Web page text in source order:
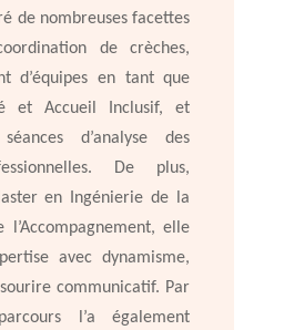
de nombreuses facettes
de crèches,
d’équipes en tant que
et Accueil Inclusif, et
d’analyse des
De plus,
en Ingénierie de la
l’Accompagnement, elle
avec dynamisme,
communicatif. Par
l’a également